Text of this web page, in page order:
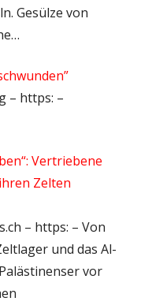
Gesülze von
– https: –
Vertriebene
Zelten
– https: – Von
und das Al-
vor